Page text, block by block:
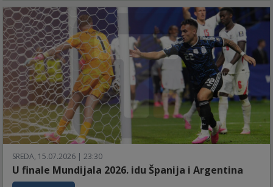
SREDA, 15.07.2026 | 23:30
U finale Mundijala 2026. idu Španija i Argentina